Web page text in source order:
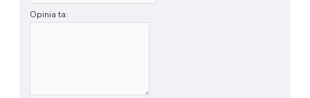
Opinia ta: